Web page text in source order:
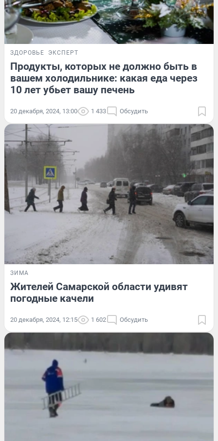
ЗДОРОВЬЕ ЭКСПЕРТ
Продукты, которых не должно быть в
вашем холодильнике: какая еда через
10 лет убьет вашу печень
20 декабря, 2024, 13:00 1 433 Обсудить
ЗИМА
Жителей Самарской области удивят
погодные качели
20 декабря, 2024, 12:15 1 602 Обсудить